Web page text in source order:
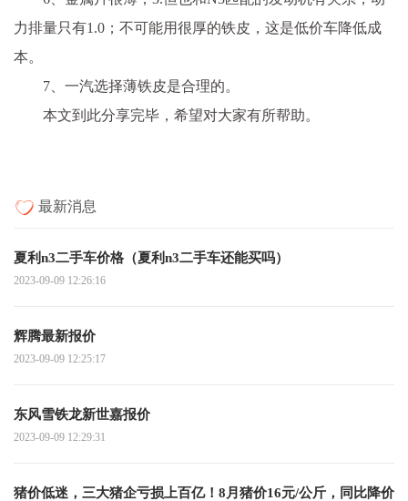
力排量只有1.0；不可能用很厚的铁皮，这是低价车降低成
本。
7、一汽选择薄铁皮是合理的。
本文到此分享完毕，希望对大家有所帮助。
最新消息
夏利n3二手车价格（夏利n3二手车还能买吗）
2023-09-09 12:26:16
辉腾最新报价
2023-09-09 12:25:17
东风雪铁龙新世嘉报价
2023-09-09 12:29:31
猪价低迷，三大猪企亏损上百亿！8月猪价16元/公斤，同比降价